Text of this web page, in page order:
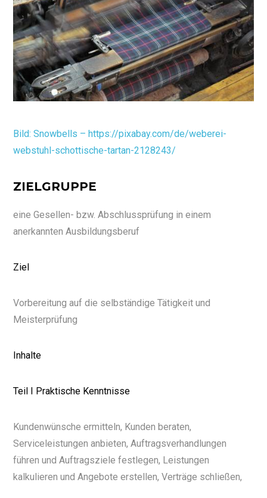
Bild: Snowbells – https://pixabay.com/de/weberei-
webstuhl-schottische-tartan-2128243/
ZIELGRUPPE
eine Gesellen- bzw. Abschlussprüfung in einem
anerkannten Ausbildungsberuf
Ziel
Vorbereitung auf die selbständige Tätigkeit und
Meisterprüfung
Inhalte
Teil I Praktische Kenntnisse
Kundenwünsche ermitteln, Kunden beraten,
Serviceleistungen anbieten, Auftragsverhandlungen
führen und Auftragsziele festlegen, Leistungen
kalkulieren und Angebote erstellen, Verträge schließen,